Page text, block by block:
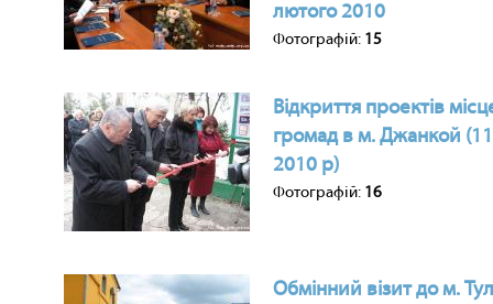
лютого 2010
Фотографій: 15
Відкриття проектів
громад в м. Джанкой
2010 р)
Фотографій: 16
Обмінний візит до м.